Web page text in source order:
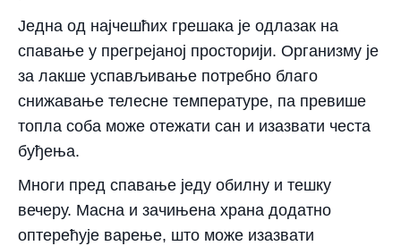
Једна од најчешћих грешака је одлазак на
спавање у прегрејаној просторији. Организму је
за лакше успављивање потребно благо
снижавање телесне температуре, па превише
топла соба може отежати сан и изазвати честа
буђења.
Многи пред спавање једу обилну и тешку
вечеру. Масна и зачињена храна додатно
оптерећује варење, што може изазвати